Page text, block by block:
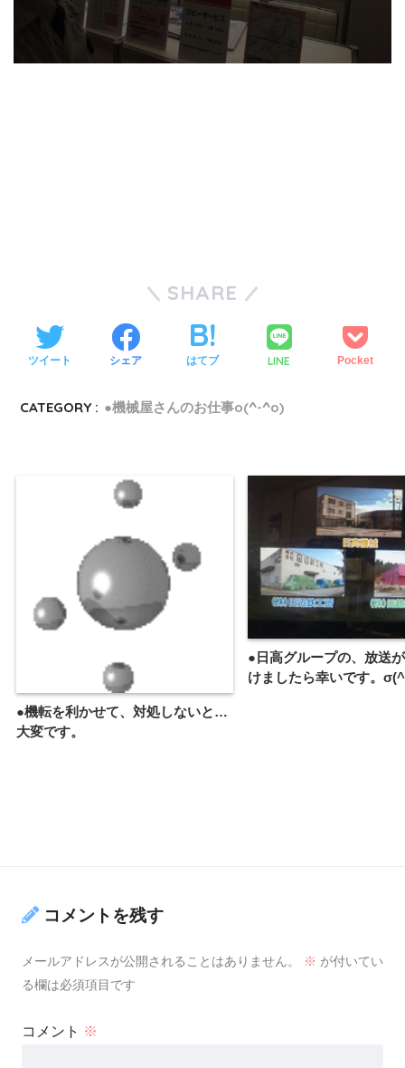
SHARE
ツイート シェア はてブ LINE Pocket
CATEGORY : ●機械屋さんのお仕事o(^-^o)
●機転を利かせて、対処しないと…
大変です。
●日高グループの、放送
けましたら幸いです。
コメントを残す
メールアドレスが公開されることはありません。 ※ が付いてい
る欄は必須項目です
コメント ※